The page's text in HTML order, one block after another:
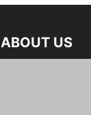
ABOUT US